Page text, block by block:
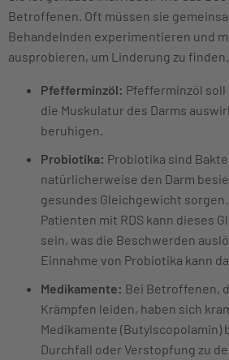
Betroffenen. Oft müssen sie
Behandelnden experimentieren und
ausprobieren, um Linderung zu
Pfefferminzöl: Pfefferminzöl
die Muskulatur des Darms
beruhigen.
Probiotika: Probiotika sind
natürlicherweise den Darm
gesundes Gleichgewicht
Patienten mit RDS kann dieses
sein, was die Beschwerden
Einnahme von Probiotika kann
Medikamente: Bei Betroffenen,
Krämpfen leiden, haben sich
Medikamente (Butylscopolamin)
Durchfall oder Verstopfung zu